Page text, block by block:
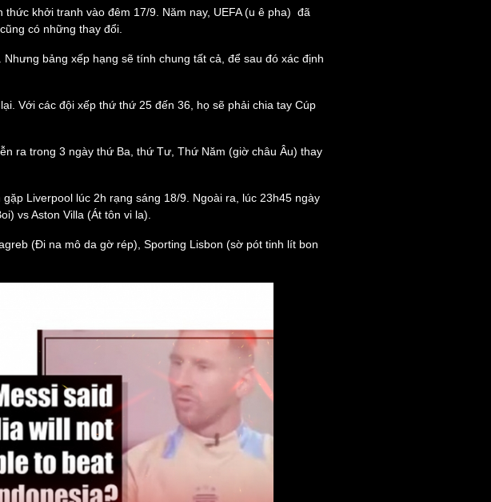
Kể chuyện cho bé
khởi tranh vào đêm 17/9. Năm nay, UEFA (u ê pha) đã
có những thay đổi.
bảng xếp hạng sẽ tính chung tất cả, để sau đó xác định
Với các đội xếp thứ thứ 25 đến 36, họ sẽ phải chia tay Cúp
ra trong 3 ngày thứ Ba, thứ Tư, Thứ Năm (giờ châu Âu) thay
Liverpool lúc 2h rạng sáng 18/9. Ngoài ra, lúc 23h45 ngày
vs Aston Villa (Át tôn vi la).
(Đi na mô da gờ rép), Sporting Lisbon (sờ pót tinh lít bon